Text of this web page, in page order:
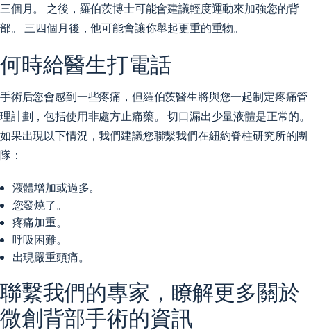
三個月。 之後，羅伯茨博士可能會建議輕度運動來加強您的背
部。 三四個月後，他可能會讓你舉起更重的重物。
何時給醫生打電話
手術后您會感到一些疼痛，但羅伯茨醫生將與您一起制定疼痛管
理計劃，包括使用非處方止痛藥。 切口漏出少量液體是正常的。
如果出現以下情況，我們建議您聯繫我們在紐約脊柱研究所的團
隊：
液體增加或過多。
您發燒了。
疼痛加重。
呼吸困難。
出現嚴重頭痛。
聯繫我們的專家，瞭解更多關於
微創背部手術的資訊